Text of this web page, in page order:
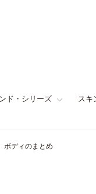
ド・シリーズ スキ
ボディのまとめ